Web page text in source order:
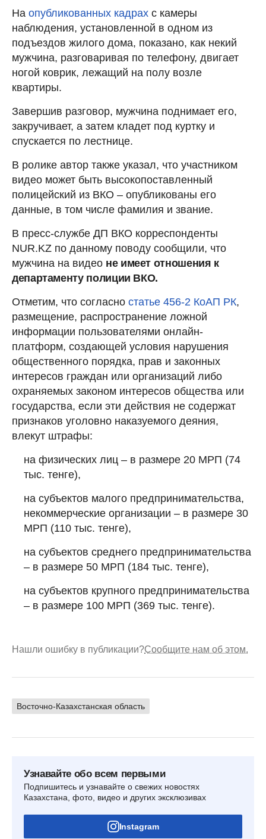
На опубликованных кадрах с камеры
наблюдения, установленной в одном из
подъездов жилого дома, показано, как некий
мужчина, разговаривая по телефону, двигает
ногой коврик, лежащий на полу возле
квартиры.
Завершив разговор, мужчина поднимает его,
закручивает, а затем кладет под куртку и
спускается по лестнице.
В ролике автор также указал, что участником
видео может быть высокопоставленный
полицейский из ВКО – опубликованы его
данные, в том числе фамилия и звание.
В пресс-службе ДП ВКО корреспонденты
NUR.KZ по данному поводу сообщили, что
мужчина на видео не имеет отношения к
департаменту полиции ВКО.
Отметим, что согласно статье 456-2 КоАП РК,
размещение, распространение ложной
информации пользователями онлайн-
платформ, создающей условия нарушения
общественного порядка, прав и законных
интересов граждан или организаций либо
охраняемых законом интересов общества или
государства, если эти действия не содержат
признаков уголовно наказуемого деяния,
влекут штрафы:
на физических лиц – в размере 20 МРП (74
тыс. тенге),
на субъектов малого предпринимательства,
некоммерческие организации – в размере 30
МРП (110 тыс. тенге),
на субъектов среднего предпринимательства
– в размере 50 МРП (184 тыс. тенге),
на субъектов крупного предпринимательства
– в размере 100 МРП (369 тыс. тенге).
Нашли ошибку в публикации?Сообщите нам об этом.
Восточно-Казахстанская область
Узнавайте обо всем первыми
Подпишитесь и узнавайте о свежих новостях
Казахстана, фото, видео и других эксклюзивах
Instagram